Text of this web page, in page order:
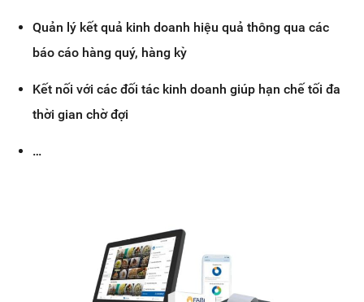
Quản lý kết quả kinh doanh hiệu quả thông qua các
báo cáo hàng quý, hàng kỳ
Kết nối với các đối tác kinh doanh giúp hạn chế tối đa
thời gian chờ đợi
…